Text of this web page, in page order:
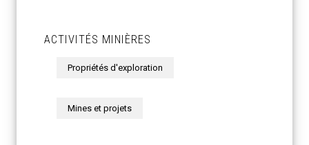
ACTIVITÉS MINIÈRES
Propriétés d'exploration
Mines et projets